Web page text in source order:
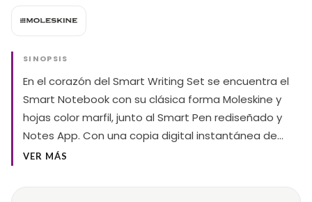
SINOPSIS
En el corazón del Smart Writing Set se encuentra el
Smart Notebook con su clásica forma Moleskine y
hojas color marfil, junto al Smart Pen rediseñado y
Notes App. Con una copia digital instantánea de…
VER MÁS